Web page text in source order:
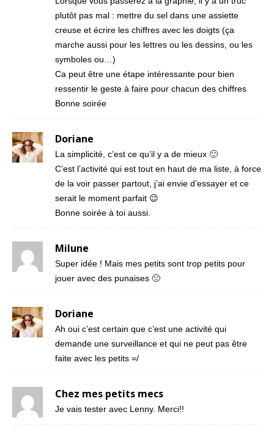
plutôt pas mal : mettre du sel dans une assiette
creuse et écrire les chiffres avec les doigts (ça
marche aussi pour les lettres ou les dessins, ou les
symboles ou…)
Ca peut être une étape intéressante pour bien
ressentir le geste à faire pour chacun des chiffres
Bonne soirée
Doriane
La simplicité, c’est ce qu’il y a de mieux 🙂
C’est l’activité qui est tout en haut de ma liste, à force
de la voir passer partout, j’ai envie d’essayer et ce
serait le moment parfait 😉
Bonne soirée à toi aussi.
Milune
Super idée ! Mais mes petits sont trop petits pour
jouer avec des punaises 🙁
Doriane
Ah oui c’est certain que c’est une activité qui
demande une surveillance et qui ne peut pas être
faite avec les petits =/
Chez mes petits mecs
Je vais tester avec Lenny. Merci!!